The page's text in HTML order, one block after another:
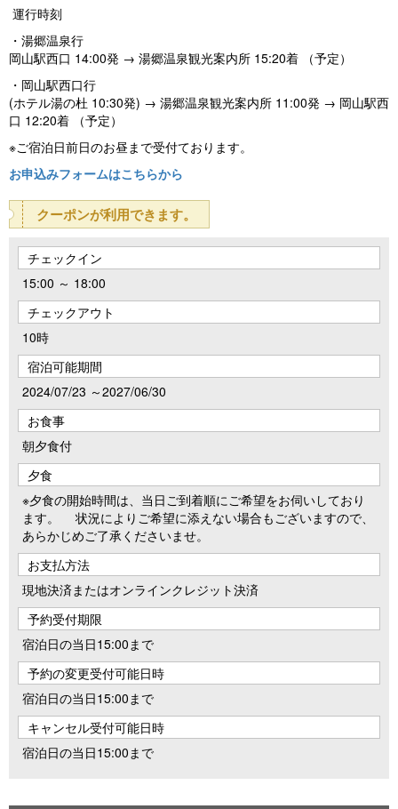
運行時刻
・湯郷温泉行
岡山駅西口 14:00発 → 湯郷温泉観光案内所 15:20着 （予定）
・岡山駅西口行
(ホテル湯の杜 10:30発) → 湯郷温泉観光案内所 11:00発 → 岡山駅西
口 12:20着 （予定）
※ご宿泊日前日のお昼まで受付ております。
お申込みフォームはこちらから
クーポンが利用できます。
チェックイン
15:00 ～ 18:00
チェックアウト
10時
宿泊可能期間
2024/07/23 ～2027/06/30
お食事
朝夕食付
夕食
※夕食の開始時間は、当日ご到着順にご希望をお伺いしており
ます。 状況によりご希望に添えない場合もございますので、
あらかじめご了承くださいませ。
お支払方法
現地決済またはオンラインクレジット決済
予約受付期限
宿泊日の当日15:00まで
予約の変更受付可能日時
宿泊日の当日15:00まで
キャンセル受付可能日時
宿泊日の当日15:00まで